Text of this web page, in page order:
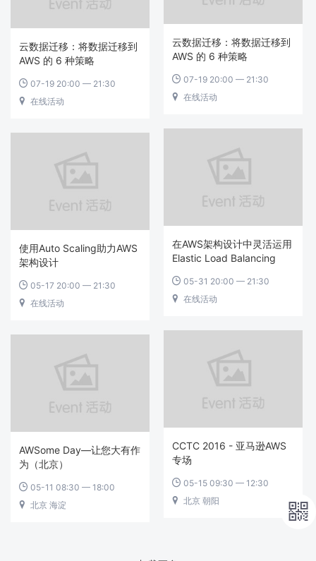
云数据迁移：将数据迁移到
AWS 的 6 种策略
 07-19 20:00 — 21:30
 在线活动
云数据迁移：将数据迁移到
AWS 的 6 种策略
 07-19 20:00 — 21:30
 在线活动
在AWS架构设计中灵活运用
Elastic Load Balancing
 05-31 20:00 — 21:30
 在线活动
使用Auto Scaling助力AWS
架构设计
 05-17 20:00 — 21:30
 在线活动
CCTC 2016 - 亚马逊AWS
专场
 05-15 09:30 — 12:30
 北京 朝阳
AWSome Day—让您大有作
为（北京）
 05-11 08:30 — 18:00
 北京 海淀 